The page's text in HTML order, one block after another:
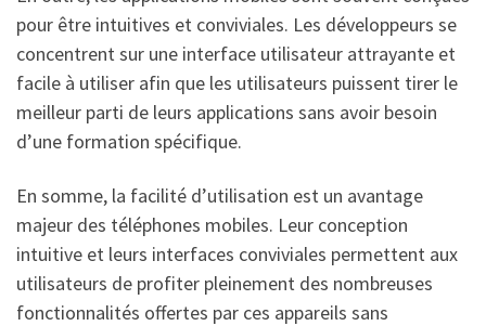
pour être intuitives et conviviales. Les développeurs se
concentrent sur une interface utilisateur attrayante et
facile à utiliser afin que les utilisateurs puissent tirer le
meilleur parti de leurs applications sans avoir besoin
d’une formation spécifique.
En somme, la facilité d’utilisation est un avantage
majeur des téléphones mobiles. Leur conception
intuitive et leurs interfaces conviviales permettent aux
utilisateurs de profiter pleinement des nombreuses
fonctionnalités offertes par ces appareils sans